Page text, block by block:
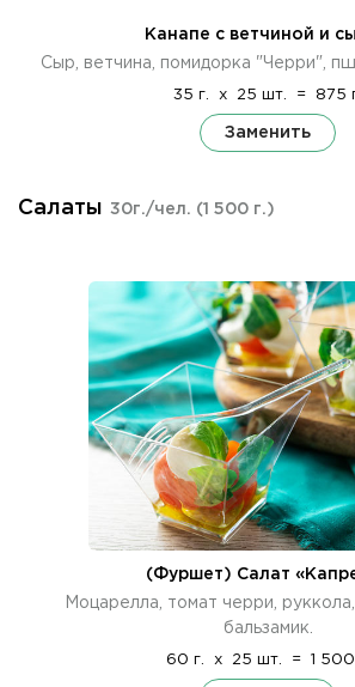
Канапе с ветчиной и
Сыр, ветчина, помидорка "Черри",
35 г. x 25 шт. = 875
Заменить
Салаты 30г./чел. (1 500 г.)
(Фуршет) Салат
Моцарелла, томат черри,
бальзамик.
60 г. x 25 шт. = 1 500